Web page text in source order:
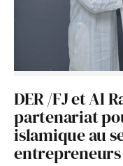
DER /FJ et Al
partenariat
islamique au
entrepreneurs